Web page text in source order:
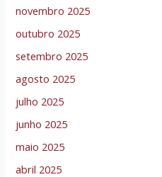
novembro 2025
outubro 2025
setembro 2025
agosto 2025
julho 2025
junho 2025
maio 2025
abril 2025